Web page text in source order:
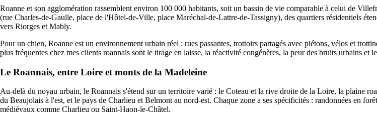
Roanne et son agglomération rassemblent environ 100 000 habitants, soit un bassin de vie comparable à celui de
(rue Charles-de-Gaulle, place de l'Hôtel-de-Ville, place Maréchal-de-Lattre-de-Tassigny), des quartiers résidentiels
vers Riorges et Mably.
Pour un chien, Roanne est un environnement urbain réel : rues passantes, trottoirs partagés avec piétons, vélos et
plus fréquentes chez mes clients roannais sont le tirage en laisse, la réactivité congénères, la peur des bruits urbains et
Le Roannais, entre Loire et monts de la Madeleine
Au-delà du noyau urbain, le Roannais s'étend sur un territoire varié : le Coteau et la rive droite de la Loire, la plaine
du Beaujolais à l'est, et le pays de Charlieu et Belmont au nord-est. Chaque zone a ses spécificités : randonnées en
médiévaux comme Charlieu ou Saint-Haon-le-Châtel.